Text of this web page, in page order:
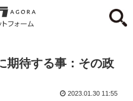
期待する事：その政
2023.01.30 11:55